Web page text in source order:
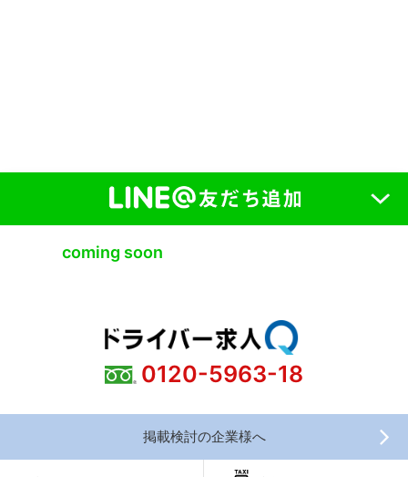
coming soon
0120-5963-18
掲載検討の企業様へ